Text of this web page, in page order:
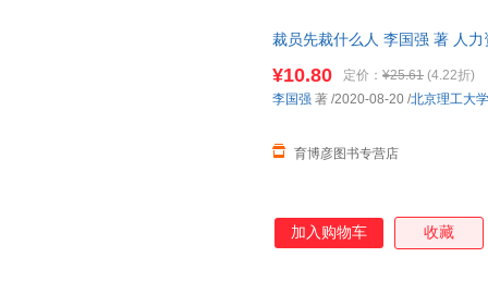
不可缺少的一份子，不被团队
的问题！这本尽职、敬业职场
推崇的优胜劣汰法则。
裁员先裁什么人 李国强 著 人
¥10.80 定价： ¥25.61 (4.22折)
育博彦图书专营店
李国强 著 /2020-08-20 /北京理工大
加入购物车 收藏